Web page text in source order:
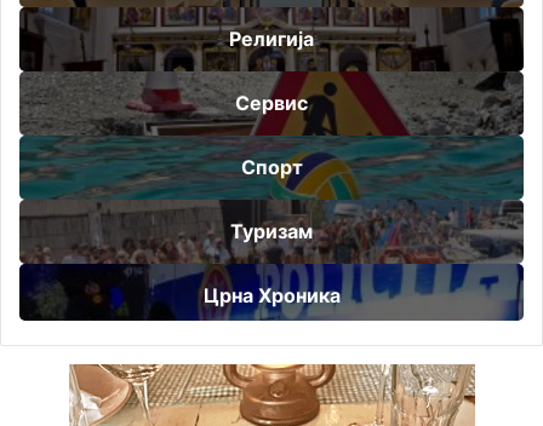
Религија
Сервис
Спорт
Туризам
Црна Хроника